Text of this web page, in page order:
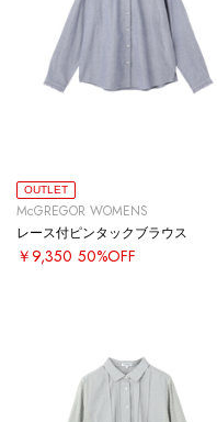
OUTLET
McGREGOR WOMENS
レース付ピンタックブラウス
￥9,350 50%OFF